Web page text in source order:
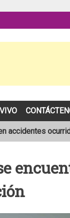
accidentes
una temporada